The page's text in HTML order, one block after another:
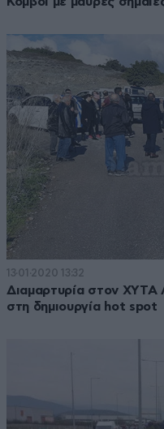
13·01·2020 13:32
Διαμαρτυρία στον ΧΥΤΑ
στη δημιουργία hot spot